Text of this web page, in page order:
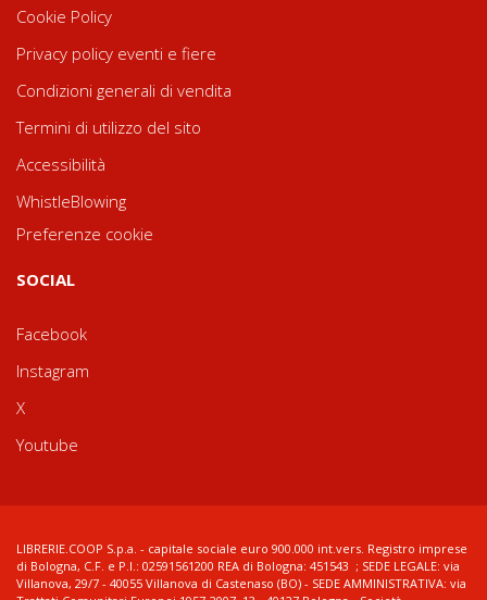
Cookie Policy
Privacy policy eventi e fiere
Condizioni generali di vendita
Termini di utilizzo del sito
Accessibilità
WhistleBlowing
Preferenze cookie
SOCIAL
Facebook
Instagram
X
Youtube
LIBRERIE.COOP S.p.a. - capitale sociale euro 900.000 int.vers. Registro imprese
di Bologna, C.F. e P.I.: 02591561200 REA di Bologna: 451543 ; SEDE LEGALE: via
Villanova, 29/7 - 40055 Villanova di Castenaso (BO) - SEDE AMMINISTRATIVA: via